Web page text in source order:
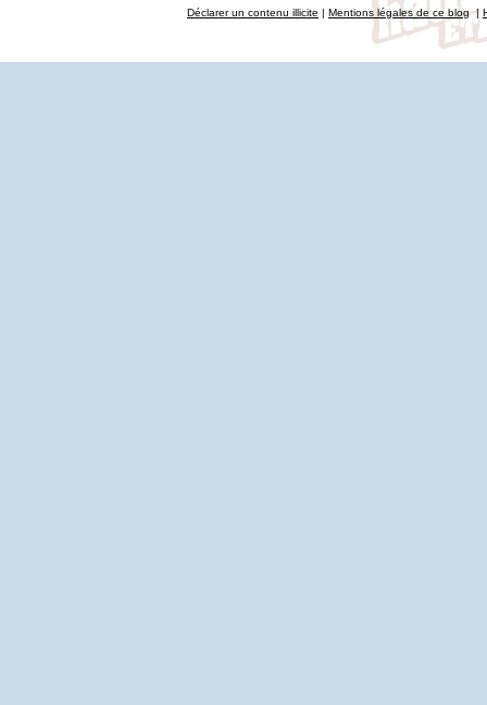
Déclarer un contenu illicite | Mentions légales de ce blog|